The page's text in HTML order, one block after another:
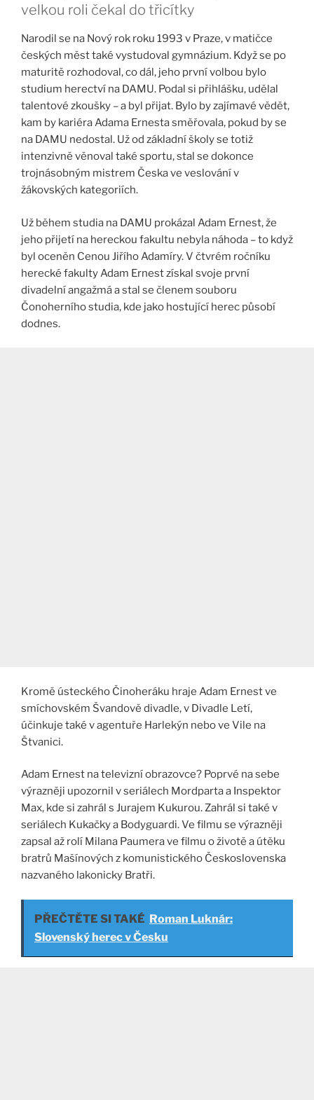
velkou roli čekal do třicítky
Narodil se na Nový rok roku 1993 v Praze, v matičce
českých měst také vystudoval gymnázium. Když se po
maturitě rozhodoval, co dál, jeho první volbou bylo
studium herectví na DAMU. Podal si přihlášku, udělal
talentové zkoušky – a byl přijat. Bylo by zajímavé vědět,
kam by kariéra Adama Ernesta směřovala, pokud by se
na DAMU nedostal. Už od základní školy se totiž
intenzivně věnoval také sportu, stal se dokonce
trojnásobným mistrem Česka ve veslování v
žákovských kategoriích.
Už během studia na DAMU prokázal Adam Ernest, že
jeho přijetí na hereckou fakultu nebyla náhoda – to když
byl oceněn Cenou Jiřího Adamíry. V čtvrém ročníku
herecké fakulty Adam Ernest získal svoje první
divadelní angažmá a stal se členem souboru
Čonoherního studia, kde jako hostující herec působí
dodnes.
Kromě ústeckého Činoheráku hraje Adam Ernest ve
smíchovském Švandově divadle, v Divadle Letí,
účinkuje také v agentuře Harlekýn nebo ve Vile na
Štvanici.
Adam Ernest na televizní obrazovce? Poprvé na sebe
výrazněji upozornil v seriálech Mordparta a Inspektor
Max, kde si zahrál s Jurajem Kukurou. Zahrál si také v
seriálech Kukačky a Bodyguardi. Ve filmu se výrazněji
zapsal až rolí Milana Paumera ve filmu o životě a útěku
bratrů Mašínových z komunistického Československa
nazvaného lakonicky Bratři.
PŘEČTĚTE SI TAKÉ Roman Luknár:
Slovenský herec v Česku